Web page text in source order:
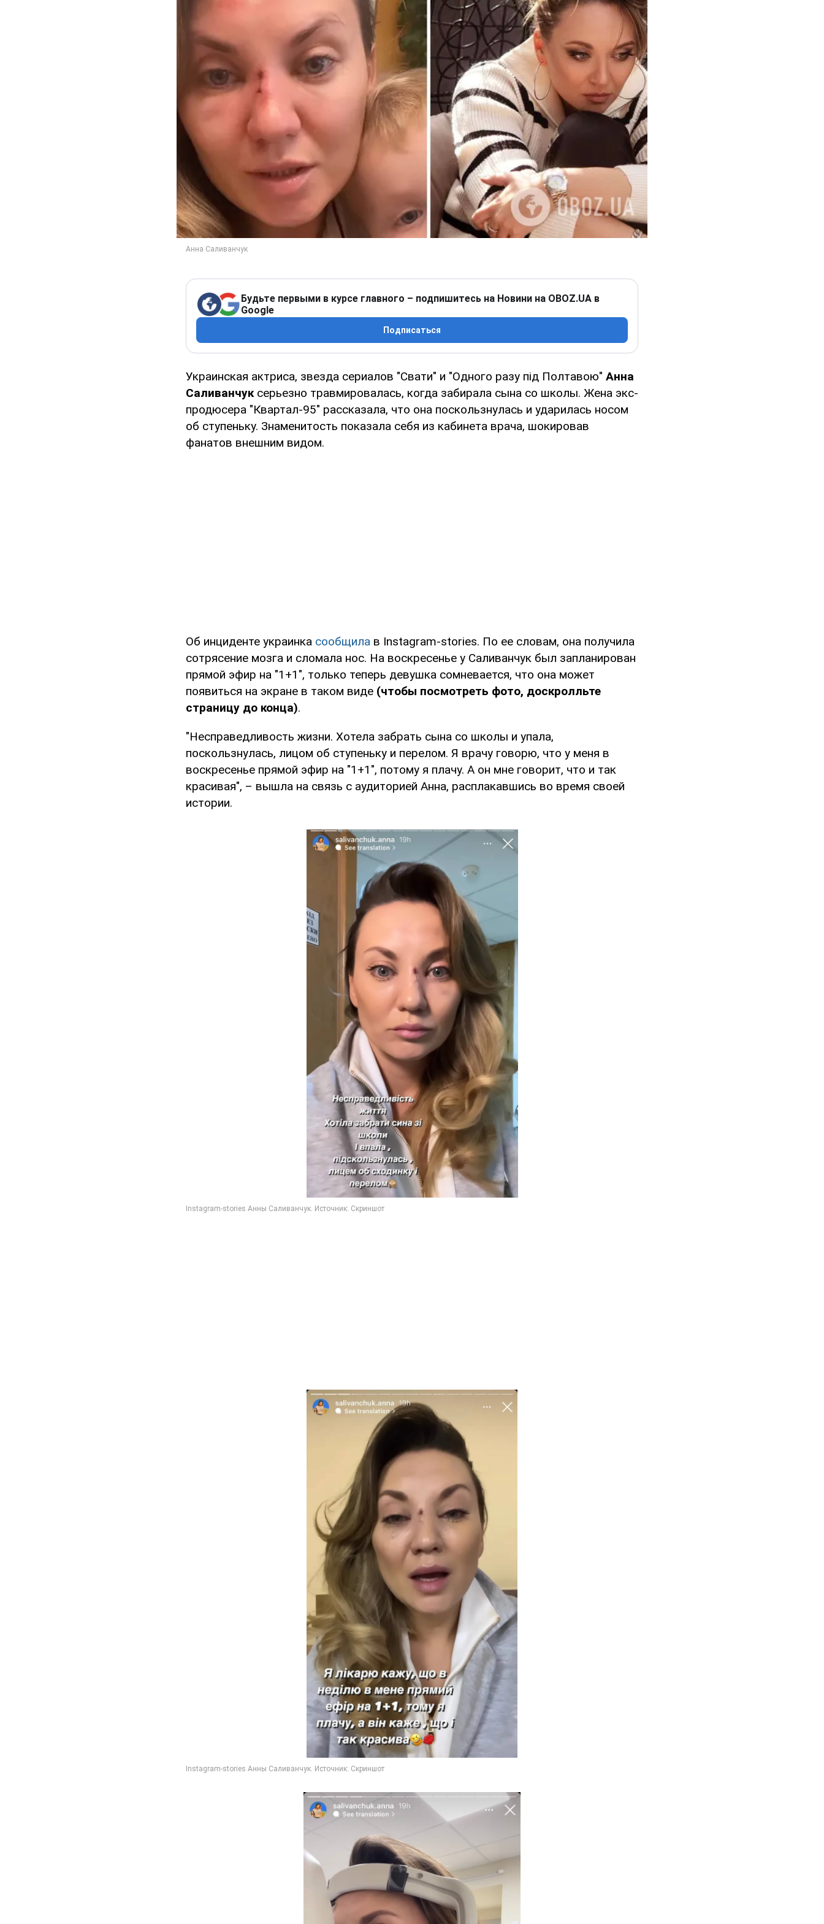
Будьте первыми в курсе главного – подпишитесь на Новини на OBOZ.UA в
Google
Подписаться
Украинская актриса, звезда сериалов "Свати" и "Одного разу під Полтавою" Анна
Саливанчуксерьезно травмировалась, когда забирала сына со школы. Жена экс-
продюсера "Квартал-95" рассказала, что она поскользнулась и ударилась носом
об ступеньку. Знаменитость показала себя из кабинета врача, шокировав
фанатов внешним видом.
Об инциденте украинка сообщила в Instagram-stories. По ее словам, она получила
сотрясение мозга и сломала нос. На воскресенье у Саливанчук был запланирован
прямой эфир на "1+1", только теперь девушка сомневается, что она может
появиться на экране в таком виде (чтобы посмотреть фото, доскролльте
страницу до конца).
"Несправедливость жизни. Хотела забрать сына со школы и упала,
поскользнулась, лицом об ступеньку и перелом. Я врачу говорю, что у меня в
воскресенье прямой эфир на "1+1", потому я плачу. А он мне говорит, что и так
красивая", – вышла на связь с аудиторией Анна, расплакавшись во время своей
истории.